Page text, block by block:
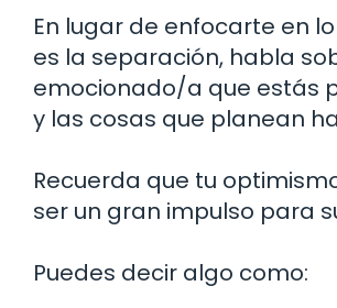
En lugar de enfocarte en
es la separación, habla
emocionado/a que estás
y las cosas que planean
Recuerda que tu
ser un gran impulso para
Puedes decir algo como: